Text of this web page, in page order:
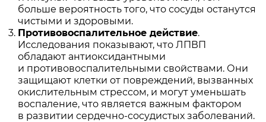
больше вероятность того, что сосуды останутся
чистыми и здоровыми.
Противовоспалительное действие.
Исследования показывают, что ЛПВП
обладают антиоксидантными
и противовоспалительными свойствами. Они
защищают клетки от повреждений, вызванных
окислительным стрессом, и могут уменьшать
воспаление, что является важным фактором
в развитии сердечно-сосудистых заболеваний.